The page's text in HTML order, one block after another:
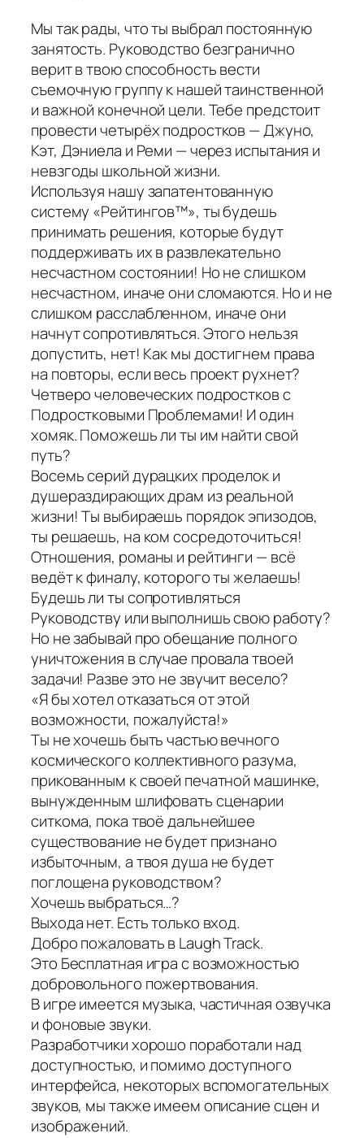
Мы так рады, что ты выбрал постоянную
занятость. Руководство безгранично
верит в твою способность вести
съемочную группу к нашей таинственной
и важной конечной цели. Тебе предстоит
провести четырёх подростков — Джуно,
Кэт, Дэниела и Реми — через испытания и
невзгоды школьной жизни.
Используя нашу запатентованную
систему «Рейтингов™», ты будешь
принимать решения, которые будут
поддерживать их в развлекательно
несчастном состоянии! Но не слишком
несчастном, иначе они сломаются. Но и не
слишком расслабленном, иначе они
начнут сопротивляться. Этого нельзя
допустить, нет! Как мы достигнем права
на повторы, если весь проект рухнет?
Четверо человеческих подростков с
Подростковыми Проблемами! И один
хомяк. Поможешь ли ты им найти свой
путь?
Восемь серий дурацких проделок и
душераздирающих драм из реальной
жизни! Ты выбираешь порядок эпизодов,
ты решаешь, на ком сосредоточиться!
Отношения, романы и рейтинги — всё
ведёт к финалу, которого ты желаешь!
Будешь ли ты сопротивляться
Руководству или выполнишь свою работу?
Но не забывай про обещание полного
уничтожения в случае провала твоей
задачи! Разве это не звучит весело?
«Я бы хотел отказаться от этой
возможности, пожалуйста!»
Ты не хочешь быть частью вечного
космического коллективного разума,
прикованным к своей печатной машинке,
вынужденным шлифовать сценарии
ситкома, пока твоё дальнейшее
существование не будет признано
избыточным, а твоя душа не будет
поглощена руководством?
Хочешь выбраться…?
Выхода нет. Есть только вход.
Добро пожаловать в Laugh Track.
Это Бесплатная игра с возможностью
добровольного пожертвования.
В игре имеется музыка, частичная озвучка
и фоновые звуки.
Разработчики хорошо поработали над
доступностью, и помимо доступного
интерфейса, некоторых вспомогательных
звуков, мы также имеем описание сцен и
изображений.